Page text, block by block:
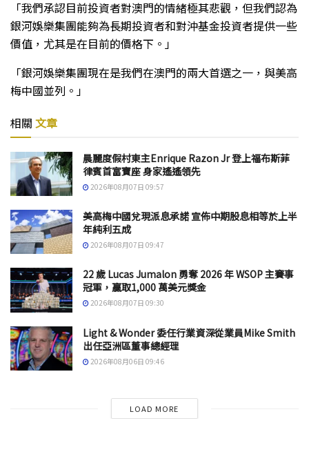
「我們承認目前投資者對澳門的情緒極其悲觀，但我們認為
銀河娛樂集團能夠為長期投資者和對沖基金投資者提供一些
價值，尤其是在目前的價格下。」
「銀河娛樂集團現在是我們在澳門的兩大首選之一，與美高
梅中國並列。」
相關 文章
晨麗度假村東主Enrique Razon Jr 登上福布斯菲
律賓首富寶座 身家遙遙領先
2026年08月07日 09:57
美高梅中國兌現派息承諾 宣佈中期股息相等於上半
年純利五成
2026年08月07日 09:47
22 歲 Lucas Jumalon 勇奪 2026 年 WSOP 主賽事
冠軍，贏取1,000 萬美元獎金
2026年08月07日 09:30
Light & Wonder 委任行業資深從業員Mike Smith
出任亞洲區董事總經理
2026年08月06日 09:46
LOAD MORE